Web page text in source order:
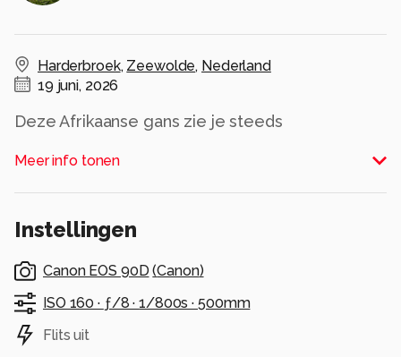
Harderbroek, Zeewolde, Nederland
19 juni, 2026
Deze Afrikaanse gans zie je steeds
Meer info tonen
Instellingen
Canon EOS 90D (Canon)
ISO 160 · ƒ/8 ·1/800s ·500mm
Flits uit